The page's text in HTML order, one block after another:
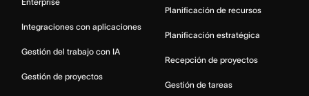
Enterprise
Integraciones con aplicaciones
Gestión del trabajo con IA
Gestión de proyectos
Planificación de recursos
Planificación estratégica
Recepción de proyectos
Gestión de tareas